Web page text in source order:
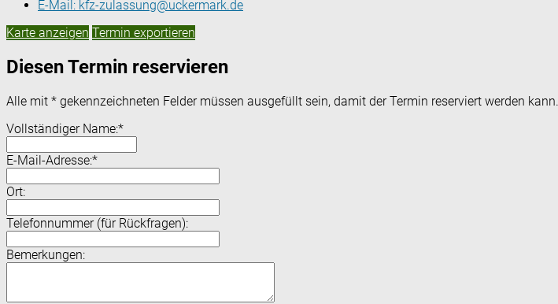
E-Mail: kfz-zulassung@uckermark.de
Karte anzeigen Termin exportieren
Diesen Termin reservieren
Alle mit * gekennzeichneten Felder müssen ausgefüllt sein, damit der Termin reserviert werden kann.
Vollständiger Name:*
E-Mail-Adresse:*
Ort:
Telefonnummer (für Rückfragen):
Bemerkungen: